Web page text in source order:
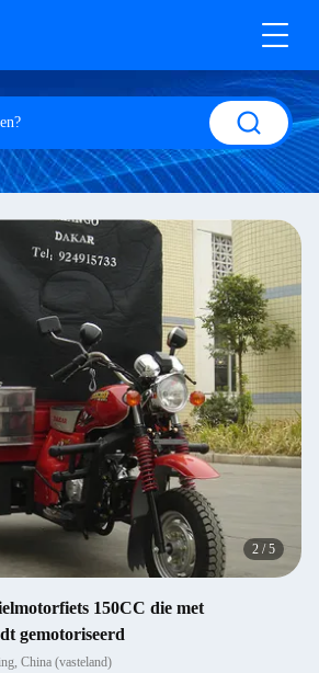
2 /5
150CC die met
gemotoriseerd
China (vasteland)